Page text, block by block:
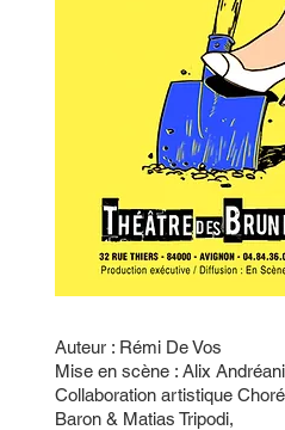
Auteur : Rémi De Vos
Mise en scène : Alix Andréani
Collaboration artistique
Baron & Matias Tripodi,